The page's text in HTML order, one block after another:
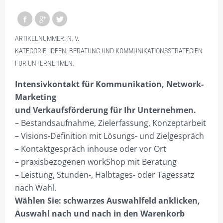
KNOW HOW STÄRKT.
DEIN ONEMANOFFICE.
SUCHE-PROFI.DE – INFO
PROJEKTIERUNG
SHOP NUR FÜR GEWERBETREIBENDE!
HILFE?/FAQ
MEIN KONTO
ANMELDEN
ABMELDEN
ARTIKELNUMMER: N. V.
KATEGORIE: IDEEN, BERATUNG UND KOMMUNIKATIONSSTRATEGIEN
FÜR UNTERNEHMEN.
Intensivkontakt für Kommunikation, Network-
Marketing
und Verkaufsförderung für Ihr Unternehmen.
– Bestandsaufnahme, Zielerfassung, Konzeptarbeit
– Visions-Definition mit Lösungs- und Zielgespräch
– Kontaktgespräch inhouse oder vor Ort
– praxisbezogenen workShop mit Beratung
– Leistung, Stunden-, Halbtages- oder Tagessatz
nach Wahl.
Wählen Sie: schwarzes Auswahlfeld anklicken,
Auswahl nach und nach in den Warenkorb